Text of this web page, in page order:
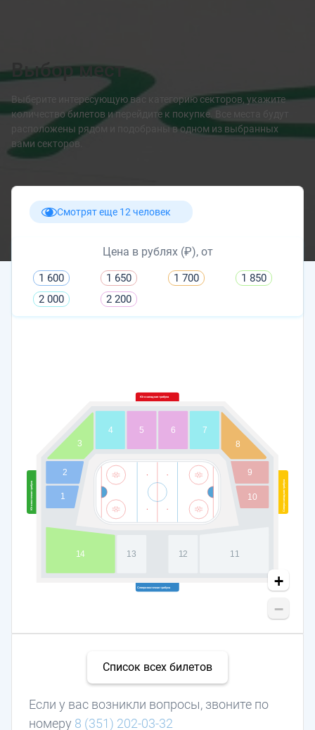
Выбор мест
Выберите интересующую вас категорию секторов, укажите
количество билетов и перейдите к покупке. Все места будут
расположены рядом и подобраны в одном из выбранных
вами секторов.
Смотрят еще 12 человек
Цена в рублях (₽), от
1 600 1 650 1 700
1 850
2 000
2 200
Северо-западная трибуна
Юго-западная трибуна
Юго-восточная трибуна
Северо-восточная трибуна
1
2
3
4 5 6
7
8
9
10
11
12
13
14
+
−
Если у вас возникли вопросы, звоните по
номеру 8 (351) 202-03-32
Список всех билетов